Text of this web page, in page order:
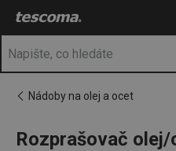
Nacházíte se na stráncePřejít na
Přejít na
Přejít
Nádoby na olej a ocet
Rozprašovač olej/